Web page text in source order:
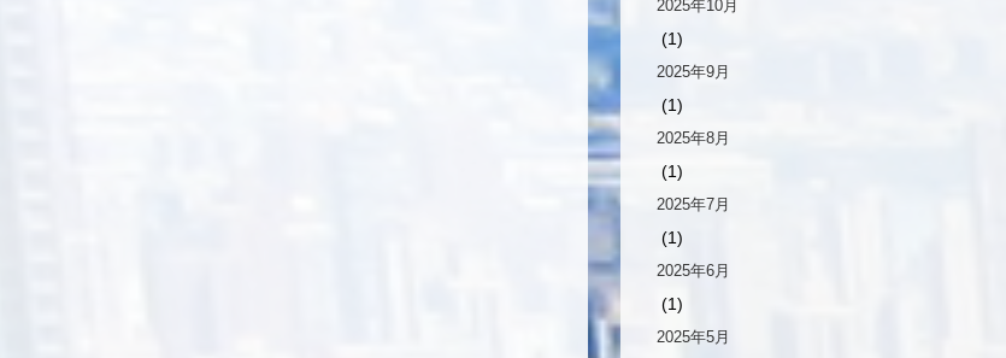
2025年10月
(1)
2025年9月
(1)
2025年8月
(1)
2025年7月
(1)
2025年6月
(1)
2025年5月